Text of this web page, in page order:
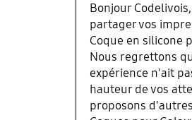
Bonjour
partager vos
Coque en silicone
Nous regrettons
expérience n'ait
hauteur de vos
proposons